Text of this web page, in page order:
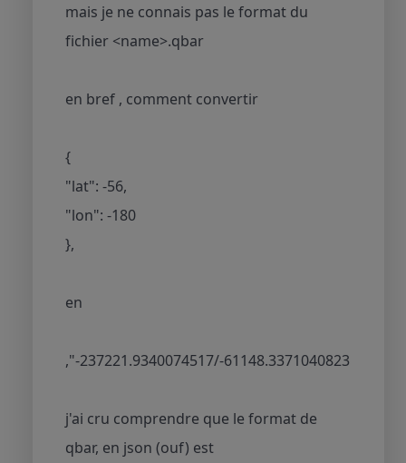
mais je ne connais pas le format du
fichier <name>.qbar
en bref , comment convertir
{
"lat": -56,
"lon": -180
},
en
,"-237221.9340074517/-61148.3371040823
j'ai cru comprendre que le format de
qbar, en json (ouf) est